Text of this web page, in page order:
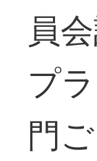
員
プ
門